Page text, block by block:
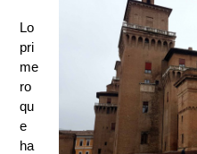
Lo
pri
me
ro
qu
e
ha